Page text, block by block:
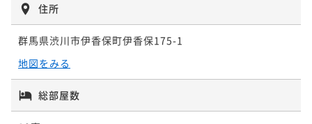
住所
群馬県渋川市伊香保町伊香保175-1
地図をみる
総部屋数